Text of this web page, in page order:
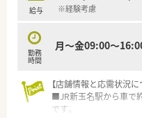
給与 ※経験考慮
勤務
時間
月～金09:00～
【店舗情報と応需状況に
■JR新玉名駅から車で
です。